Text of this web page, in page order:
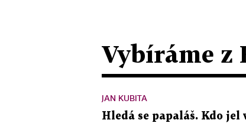
Vybíráme z
JAN KUBITA
Hledá se papaláš. Kdo jel